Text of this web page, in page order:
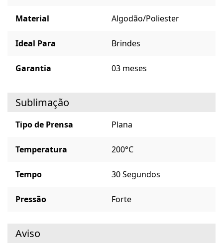
Material Algodão/Poliester
Ideal Para Brindes
Garantia 03 meses
Sublimação
Tipo de Prensa Plana
Temperatura 200°C
Tempo 30 Segundos
Pressão Forte
Aviso